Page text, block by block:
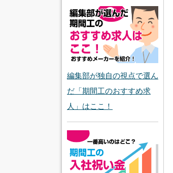
編集部が独自の視点で選ん
だ「期間工のおすすめ求
人」はここ！